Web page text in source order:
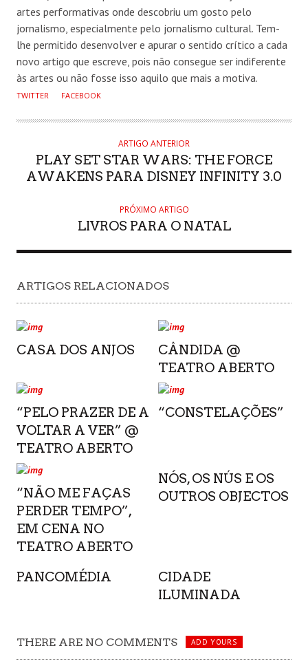
artes performativas onde descobriu um gosto pelo
jornalismo, especialmente pelo jornalismo cultural. Tem-
lhe permitido desenvolver e apurar o sentido crítico a cada
novo artigo que escreve, pois não consegue ser indiferente
às artes ou não fosse isso aquilo que mais a motiva.
TWITTER FACEBOOK
ARTIGO ANTERIOR
PLAY SET STAR WARS: THE FORCE
AWAKENS PARA DISNEY INFINITY 3.0
PRÓXIMO ARTIGO
LIVROS PARA O NATAL
ARTIGOS RELACIONADOS
CASA DOS ANJOS
CÂNDIDA @
TEATRO ABERTO
“PELO PRAZER DE A
VOLTAR A VER” @
TEATRO ABERTO
“CONSTELAÇÕES”
“NÃO ME FAÇAS
PERDER TEMPO”,
EM CENA NO
TEATRO ABERTO
NÓS, OS NÚS E OS
OUTROS OBJECTOS
PANCOMÉDIA
CIDADE
ILUMINADA
THERE ARE NO COMMENTS ADD YOURS